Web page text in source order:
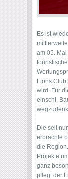
Es ist
am 05.
Lions Club
wird. Für
einschl.
Die seit
erbrachte
die
Projekte
ganz
pflegt der